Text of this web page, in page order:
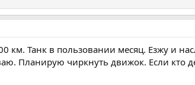
км. Танк в пользовании месяц. Езжу и
Планирую чиркнуть движок. Если кто